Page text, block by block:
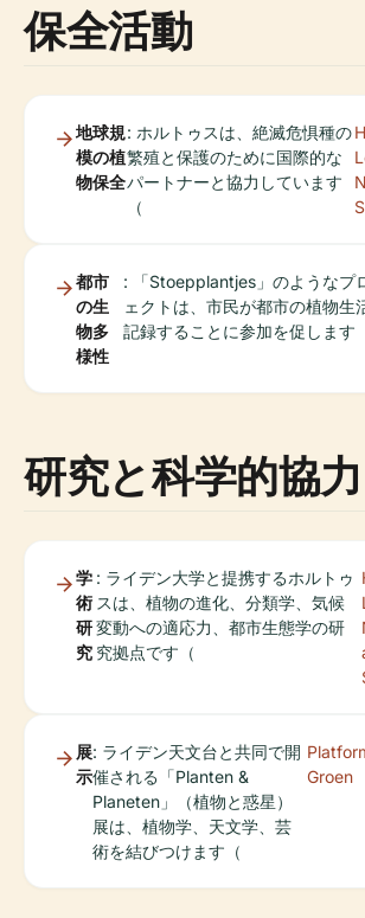
保全活動
地球規
模の植
物保全
: ホルトゥスは、絶滅危惧種の
繁殖と保護のために国際的な
パートナーと協力しています
（
都市
の生
物多
様性
: 「Stoepplantjes」のようなプ
ェクトは、市民が都市の植物生
記録することに参加を促します
研究と科学的協力
学
術
研
究
: ライデン大学と提携するホルトゥ
スは、植物の進化、分類学、気候
変動への適応力、都市生態学の研
究拠点です（
展
示
: ライデン天文台と共同で開
催される「Planten &
Planeten」（植物と惑星）
展は、植物学、天文学、芸
術を結びつけます（
Groen